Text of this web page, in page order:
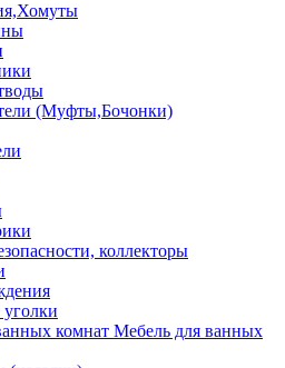
(Муфты,Бочонки)
коллекторы
Мебель для ванных